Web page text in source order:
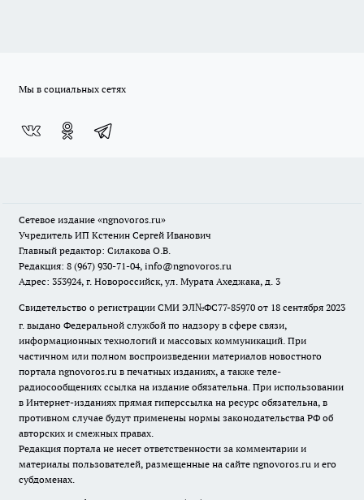
Мы в социальных сетях
Сетевое издание «ngnovoros.ru»
Учредитель ИП Кстенин Сергей Иванович
Главный редактор: Силакова О.В.
Редакция: 8 (967) 930-71-04, info@ngnovoros.ru
Адрес: 353924, г. Новороссийск, ул. Мурата Ахеджака, д. 3
Свидетельство о регистрации СМИ ЭЛ№ФС77-85970 от 18 сентября 2023
г. выдано Федеральной службой по надзору в сфере связи,
информационных технологий и массовых коммуникаций. При
частичном или полном воспроизведении материалов новостного
портала ngnovoros.ru в печатных изданиях, а также теле-
радиосообщениях ссылка на издание обязательна. При использовании
в Интернет-изданиях прямая гиперссылка на ресурс обязательна, в
противном случае будут применены нормы законодательства РФ об
авторских и смежных правах.
Редакция портала не несет ответственности за комментарии и
материалы пользователей, размещенные на сайте ngnovoros.ru и его
субдоменах.